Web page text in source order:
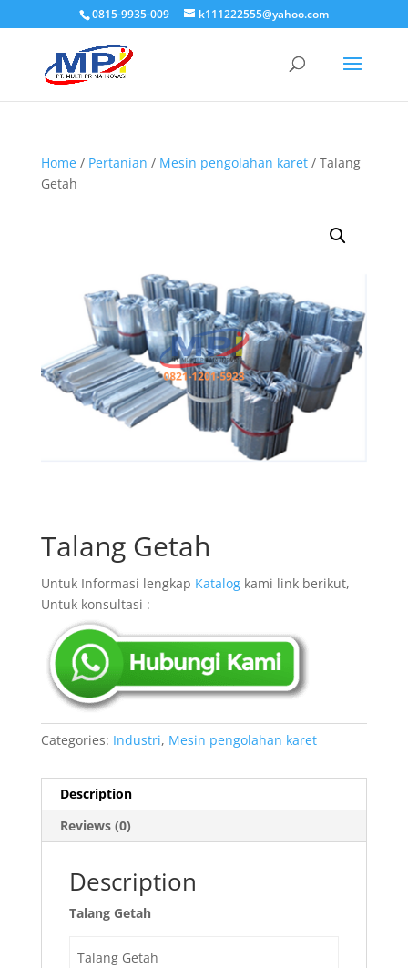
0815-9935-009 k111222555@yahoo.com
Home/ Pertanian / Mesin pengolahan karet/ Talang
Getah
Talang Getah
Untuk Informasi lengkap Katalogkami link berikut,
Untuk konsultasi :
Categories: Industri, Mesin pengolahan karet
Description
Reviews (0)
Description
Talang Getah
Talang Getah